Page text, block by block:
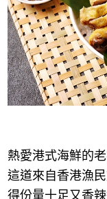
熱愛港式海鮮的
這道來自香港漁
得份量十足又香